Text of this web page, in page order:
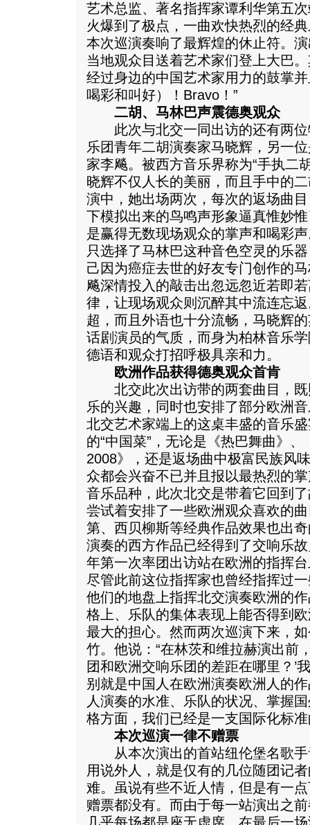
艺术总监、著名指挥家谭利华第五
火爆到了极点，一曲欢快热烈的经
本次巡演奏响了最辉煌的休止符。
当地观众目送着艺术家们登上大巴
经过身边的中国艺术家用力的鼓掌
喝彩和叫好）！Bravo！”
二胡、马林巴声震德奥观众
此次与北交一同出访的还有两位
乐团青年二胡演奏家马晓辉，另一
家李飚。被西方音乐界称为“手执二
晓辉不仅人长的美丽，而且手中的
演中，她出场两次，每次的返场曲
下模拟出来的鸟鸣声形象逼真惟妙
是赢得无数现场观众的掌声和喝彩
只选择了马林巴这种音色空灵的乐
己因为癌症去世的好友专门创作的
飚深情投入的敲击出忽远忽近若即
律，让现场观众则沉醉其中流连忘
超，而且外语也十分流畅，马晓辉
话剧演员的气质，而身为柏林音乐
德语和观众打招呼极具亲和力。
欧洲作品获得德奥观众首肯
北交此次出访带的两套曲目，既
乐的兴趣，同时也安排了部分欧洲
北交艺术家端上的这桌丰盛的音乐
的“中国菜”，无论是《热巴舞曲》
2008》，还是返场曲中极富民族风
众都会兴奋不已并且报以最热烈的
音乐品种，此次北交是带着它回到
尝试着安排了一些欧洲观众喜欢的
第、西贝柳斯等经典作品效果也出
演奏的西方作品已经得到了交响乐
年第一次率团出访站在欧洲的指挥
尽管此前这位指挥家也曾经指挥过
他们的地盘上指挥北交演奏欧洲的
格上、乐队的集体表现上能否得到
最大的担心。然而两次巡演下来，
竹。他说：“在林茨和维拉赫演出前
团和欧洲交响乐团的差距在哪里？’
别就是中国人在欧洲演奏欧洲人的
人演奏的水准、乐队的状况、掌握
格方面，我们已经是一支国际化标
本次巡演一律不赠票
从本次演出的首站纽伦堡名歌手
用说外人，就是仅有的几位随团记
难。虽说有些不近人情，但是有一
赠票都没有。而由于每一站演出之